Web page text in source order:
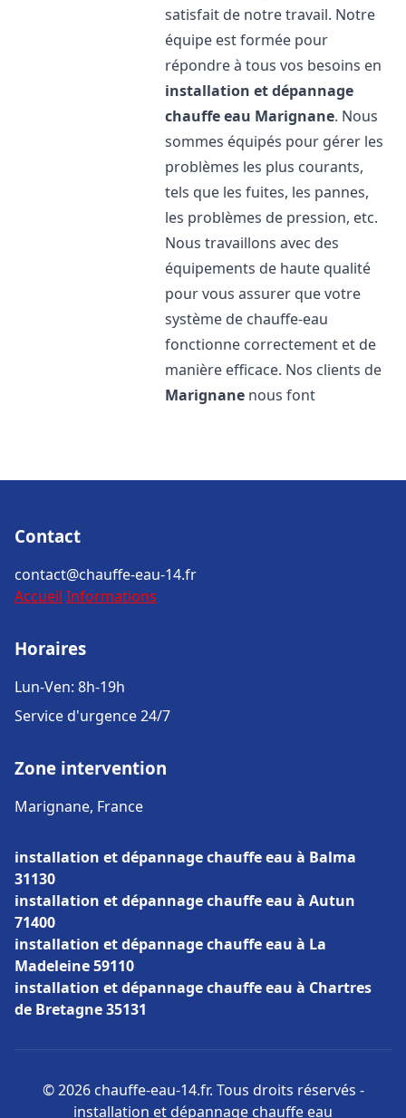
satisfait de notre travail. Notre
équipe est formée pour
répondre à tous vos besoins en
installation et dépannage
chauffe eau Marignane. Nous
sommes équipés pour gérer les
problèmes les plus courants,
tels que les fuites, les pannes,
les problèmes de pression, etc.
Nous travaillons avec des
équipements de haute qualité
pour vous assurer que votre
système de chauffe-eau
fonctionne correctement et de
manière efficace. Nos clients de
Marignane nous font
Contact
contact@chauffe-eau-14.fr
Accueil Informations
Horaires
Lun-Ven: 8h-19h
Service d'urgence 24/7
Zone intervention
Marignane, France
installation et dépannage chauffe eau à Balma
31130
installation et dépannage chauffe eau à Autun
71400
installation et dépannage chauffe eau à La
Madeleine 59110
installation et dépannage chauffe eau à Chartres
de Bretagne 35131
© 2026 chauffe-eau-14.fr. Tous droits réservés -
installation et dépannage chauffe eau